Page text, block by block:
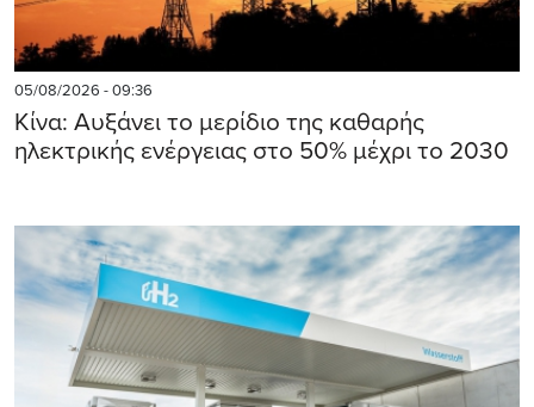
05/08/2026 - 09:36
Κίνα: Αυξάνει το μερίδιο της καθαρής
ηλεκτρικής ενέργειας στο 50% μέχρι το 2030